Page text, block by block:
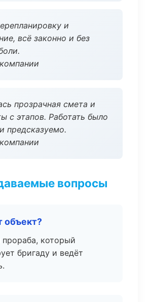
и
всё законно и без
прозрачная смета и
с этапов. Работать было
предсказуемо.
вопросы
объект?
прораба, который
бригаду и ведёт